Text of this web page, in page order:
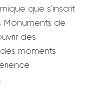
que s’inscrit
Monuments de
des
moments